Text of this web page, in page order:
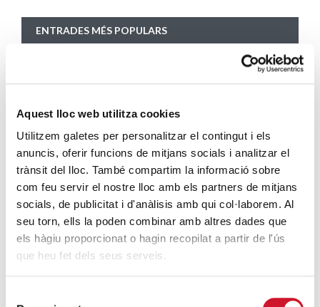
Aquest lloc web utilitza cookies
Utilitzem galetes per personalitzar el contingut i els
anuncis, oferir funcions de mitjans socials i analitzar el
trànsit del lloc. També compartim la informació sobre
com feu servir el nostre lloc amb els partners de mitjans
socials, de publicitat i d'anàlisis amb qui col·laborem. Al
seu torn, ells la poden combinar amb altres dades que
els hàgiu proporcionat o hagin recopilat a partir de l'ús
que heu fet dels seus serveis.
ENTRADES MÉS POPULARS
Càritas adequa la seva acció social a les
SEGUEIX LLEGINT
Descarrega’t el manual de la corona
d’Advent
SEGUEIX LLEGINT
Descarrega’t el «Qui és qui?, en el portal de
Betlem»